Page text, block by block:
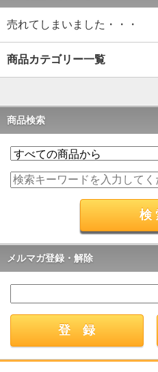
売れてしまいました・・・
商品カテゴリー一覧
商品検索
メルマガ登録・解除